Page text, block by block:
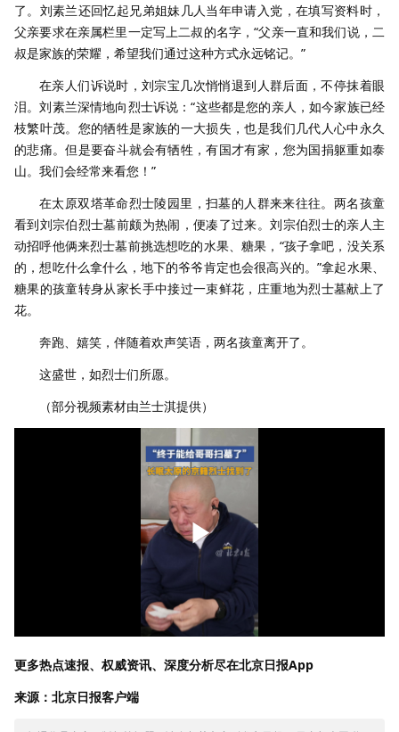
了。刘素兰还回忆起兄弟姐妹几人当年申请入党，在填写资料时，
父亲要求在亲属栏里一定写上二叔的名字，“父亲一直和我们说，二
叔是家族的荣耀，希望我们通过这种方式永远铭记。”
在亲人们诉说时，刘宗宝几次悄悄退到人群后面，不停抹着眼
泪。刘素兰深情地向烈士诉说：“这些都是您的亲人，如今家族已经
枝繁叶茂。您的牺牲是家族的一大损失，也是我们几代人心中永久
的悲痛。但是要奋斗就会有牺牲，有国才有家，您为国捐躯重如泰
山。我们会经常来看您！”
在太原双塔革命烈士陵园里，扫墓的人群来来往往。两名孩童
看到刘宗伯烈士墓前颇为热闹，便凑了过来。刘宗伯烈士的亲人主
动招呼他俩来烈士墓前挑选想吃的水果、糖果，“孩子拿吧，没关系
的，想吃什么拿什么，地下的爷爷肯定也会很高兴的。”拿起水果、
糖果的孩童转身从家长手中接过一束鲜花，庄重地为烈士墓献上了
花。
奔跑、嬉笑，伴随着欢声笑语，两名孩童离开了。
这盛世，如烈士们所愿。
（部分视频素材由兰士淇提供）
更多热点速报、权威资讯、深度分析尽在北京日报App
来源：北京日报客户端